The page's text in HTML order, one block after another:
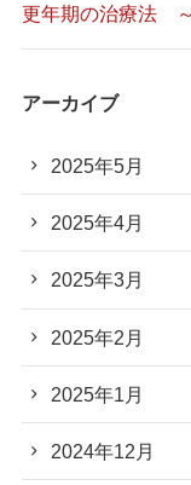
更年期の治療法
アーカイブ
2025年5月
2025年4月
2025年3月
2025年2月
2025年1月
2024年12月